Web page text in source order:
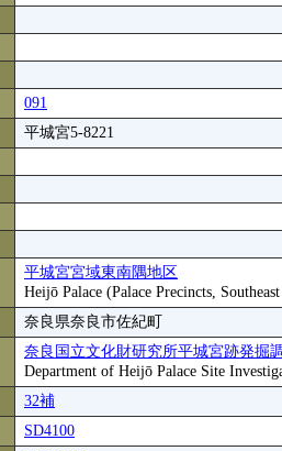
091
平城宮5-8221
平城宮宮域東南隅地区
Heijō Palace (Palace Precincts,
奈良県奈良市佐紀町
奈良国立文化財研究所平城宮跡発掘
Department of Heijō Palace Site
32補
SD4100